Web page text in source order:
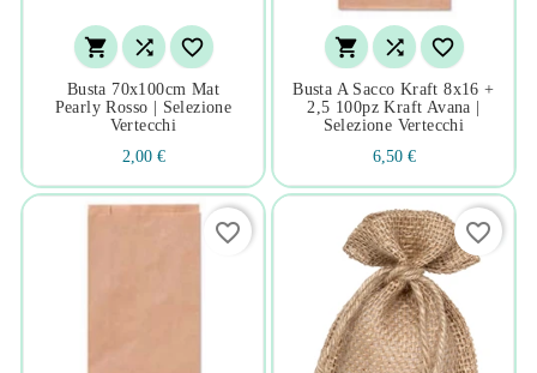
  
Busta 70x100cm Mat
Pearly Rosso | Selezione
Vertecchi
2,00 €
  
Busta A Sacco Kraft 8x16 +
2,5 100pz Kraft Avana |
Selezione Vertecchi
6,50 €
favorite_border favorite_border